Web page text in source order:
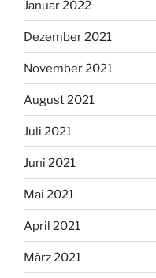
Januar 2022
Dezember 2021
November 2021
August 2021
Juli 2021
Juni 2021
Mai 2021
April 2021
März 2021